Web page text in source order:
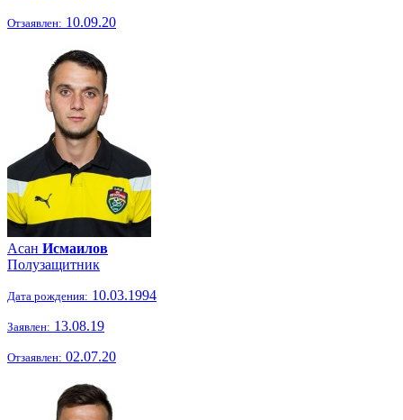
Отзаявлен: 10.09.20
Асан Исмаилов
Полузащитник
Дата рождения: 10.03.1994
Заявлен: 13.08.19
Отзаявлен: 02.07.20